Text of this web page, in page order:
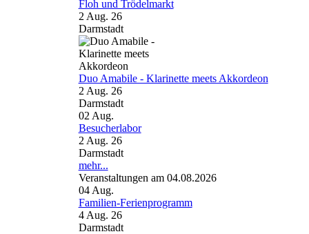
Floh und Trödelmarkt
2 Aug. 26
Darmstadt
Duo Amabile - Klarinette meets Akkordeon
2 Aug. 26
Darmstadt
02 Aug.
Besucherlabor
2 Aug. 26
Darmstadt
mehr...
Veranstaltungen am 04.08.2026
04 Aug.
Familien-Ferienprogramm
4 Aug. 26
Darmstadt